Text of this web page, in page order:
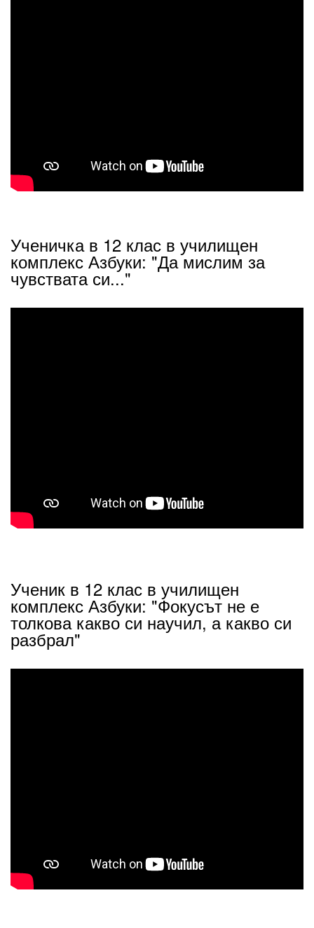
Ученичка в 12 клас в училищен
комплекс Азбуки: "Да мислим за
чувствата си..."
Ученик в 12 клас в училищен
комплекс Азбуки: "Фокусът не е
толкова какво си научил, а какво си
разбрал"